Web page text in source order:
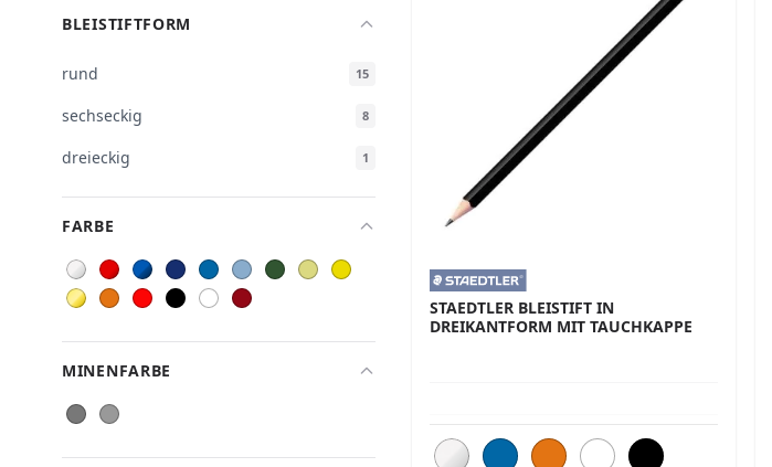
BLEISTIFTFORM
rund 15
sechseckig 8
dreieckig 1
FARBE
MINENFARBE
STAEDTLER BLEISTIFT IN
DREIKANTFORM MIT TAUCHKAPPE